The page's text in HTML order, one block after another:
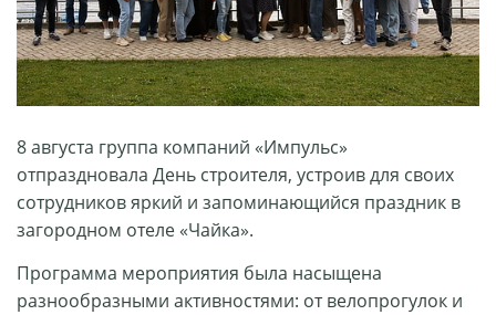
8 августа группа компаний «Импульс»
отпраздновала День строителя, устроив для своих
сотрудников яркий и запоминающийся праздник в
загородном отеле «Чайка».
Программа мероприятия была насыщена
разнообразными активностями: от велопрогулок и